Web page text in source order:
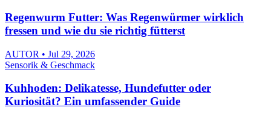
Regenwurm Futter: Was Regenwürmer wirklich
fressen und wie du sie richtig fütterst
AUTOR • Jul 29, 2026
Sensorik & Geschmack
Kuhhoden: Delikatesse, Hundefutter oder
Kuriosität? Ein umfassender Guide